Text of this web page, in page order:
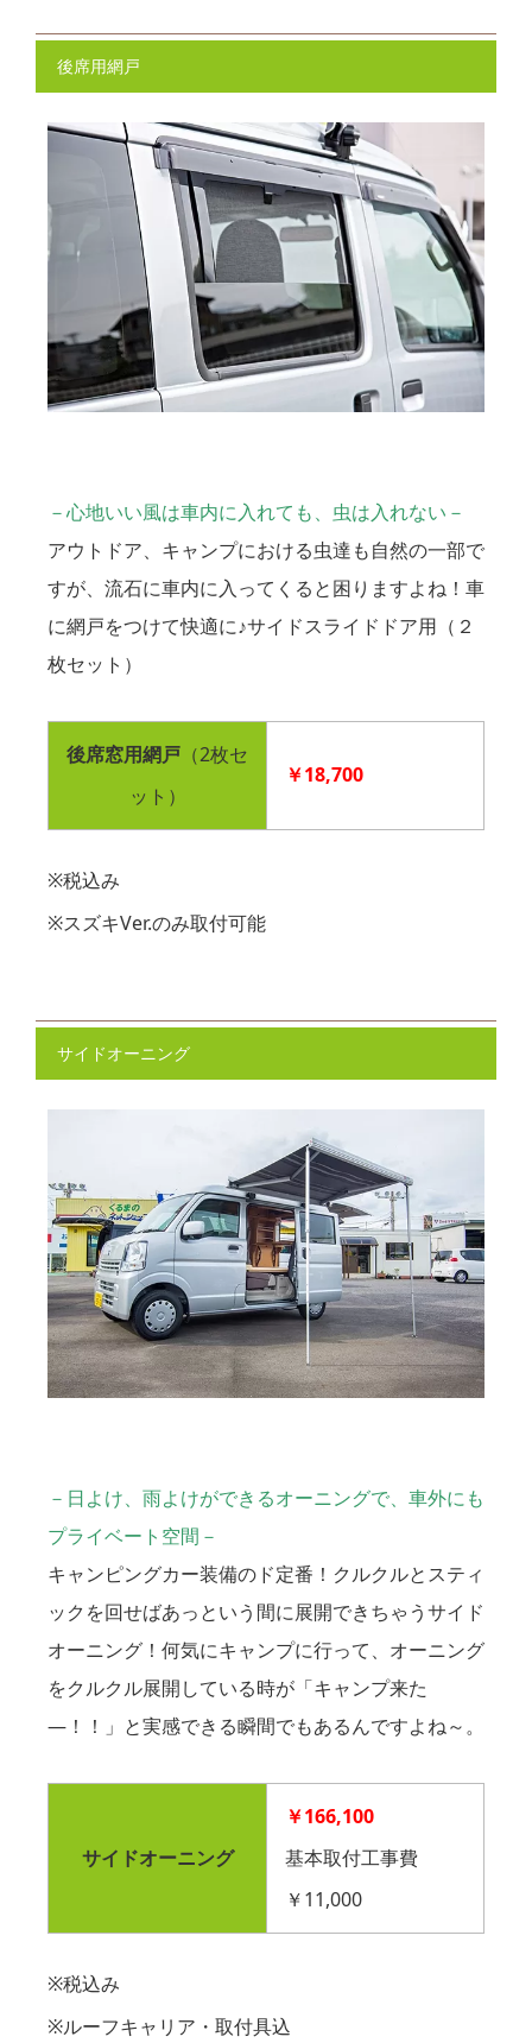
後席用網戸
－心地いい風は車内に入れても、虫は入れない－
アウトドア、キャンプにおける虫達も自然の一部で
すが、流石に車内に入ってくると困りますよね！車
に網戸をつけて快適に♪サイドスライドドア用（２
枚セット）
後席窓用網戸 （2枚セ
ット）
￥18,700
※税込み
※スズキVer.のみ取付可能
サイドオーニング
－日よけ、雨よけができるオーニングで、車外にも
プライベート空間－
キャンピングカー装備のド定番！クルクルとスティ
ックを回せばあっという間に展開できちゃうサイド
オーニング！何気にキャンプに行って、オーニング
をクルクル展開している時が「キャンプ来た
―！！」と実感できる瞬間でもあるんですよね～。
サイドオーニング
￥166,100
基本取付工事費
￥11,000
※税込み
※ルーフキャリア・取付具込